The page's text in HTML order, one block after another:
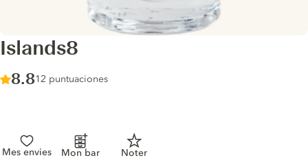
Islands8
Score :
8.8/ 10
12 puntuaciones
Mes envies Mon bar Noter